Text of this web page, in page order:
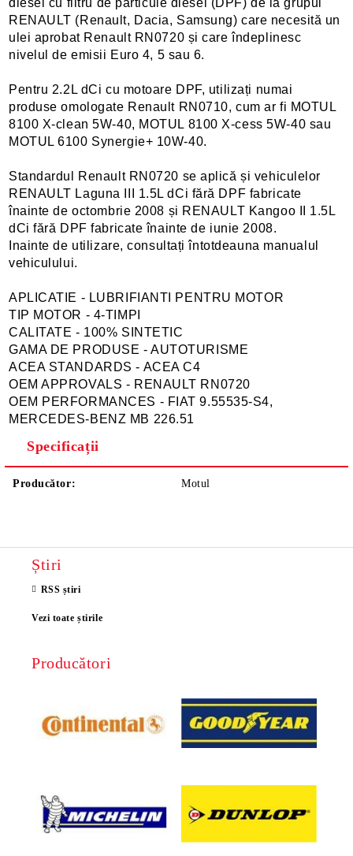
diesel cu filtru de particule diesel (DPF) de la grupul
RENAULT (Renault, Dacia, Samsung) care necesită un
ulei aprobat Renault RN0720 și care îndeplinesc
nivelul de emisii Euro 4, 5 sau 6.
Pentru 2.2L dCi cu motoare DPF, utilizați numai
produse omologate Renault RN0710, cum ar fi MOTUL
8100 X-clean 5W-40, MOTUL 8100 X-cess 5W-40 sau
MOTUL 6100 Synergie+ 10W-40.
Standardul Renault RN0720 se aplică și vehiculelor
RENAULT Laguna III 1.5L dCi fără DPF fabricate
înainte de octombrie 2008 și RENAULT Kangoo II 1.5L
dCi fără DPF fabricate înainte de iunie 2008.
Inainte de utilizare, consultați întotdeauna manualul
vehiculului.
APLICATIE - LUBRIFIANTI PENTRU MOTOR
TIP MOTOR - 4-TIMPI
CALITATE - 100% SINTETIC
GAMA DE PRODUSE - AUTOTURISME
ACEA STANDARDS - ACEA C4
OEM APPROVALS - RENAULT RN0720
OEM PERFORMANCES - FIAT 9.55535-S4,
MERCEDES-BENZ MB 226.51
Specificații
Producător: Motul
Știri
RSS știri
Vezi toate știrile
Producători